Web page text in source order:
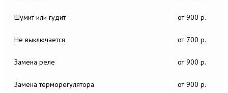
Шумит или гудит от 900 р.
Не выключается от 700 р.
Замена реле от 900 р.
Замена терморегулятора от 900 р.